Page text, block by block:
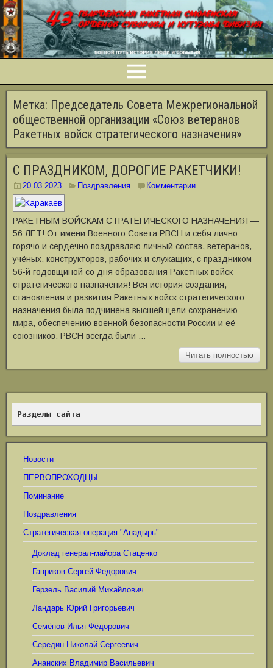
Метка: Председатель Совета Межрегиональной
общественной организации «Союз ветеранов
Ракетных войск стратегического назначения»
С ПРАЗДНИКОМ, ДОРОГИЕ РАКЕТЧИКИ!
20.03.2023 Поздравления Комментарии
РАКЕТНЫМ ВОЙСКАМ СТРАТЕГИЧЕСКОГО НАЗНАЧЕНИЯ —
56 ЛЕТ! От имени Военного Совета РВСН и себя лично
горячо и сердечно поздравляю личный состав, ветеранов,
учёных, конструкторов, рабочих и служащих, с праздником –
56-й годовщиной со дня образования Ракетных войск
стратегического назначения! Вся история создания,
становления и развития Ракетных войск стратегического
назначения была подчинена высшей цели сохранению
мира, обеспечению военной безопасности России и её
союзников. РВСН всегда были …
Читать полностью
Разделы сайта
Новости
ПЕРВОПРОХОДЦЫ
Поминание
Поздравления
Стратегическая операция "Анадырь"
Доклад генерал-майора Стаценко
Гавриков Сергей Федорович
Герзель Василий Михайлович
Ландарь Юрий Григорьевич
Семёнов Илья Фёдорович
Середин Николай Сергеевич
Ананских Владимир Васильевич